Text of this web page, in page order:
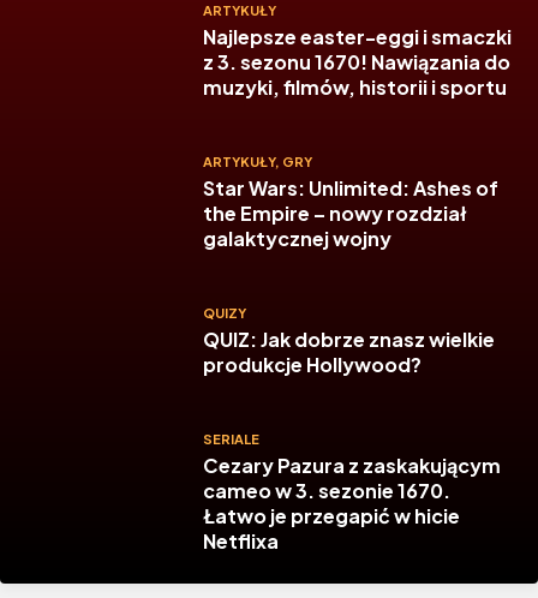
ARTYKUŁY
Najlepsze easter-eggi i smaczki
z 3. sezonu 1670! Nawiązania do
muzyki, filmów, historii i sportu
ARTYKUŁY, GRY
Star Wars: Unlimited: Ashes of
the Empire – nowy rozdział
galaktycznej wojny
QUIZY
QUIZ: Jak dobrze znasz wielkie
produkcje Hollywood?
SERIALE
Cezary Pazura z zaskakującym
cameo w 3. sezonie 1670.
Łatwo je przegapić w hicie
Netflixa